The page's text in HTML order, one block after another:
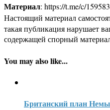
Материал: https://t.me/c/
Настоящий материал
такая публикация нарушает
содержащей спорный
You may also like...
Британский план